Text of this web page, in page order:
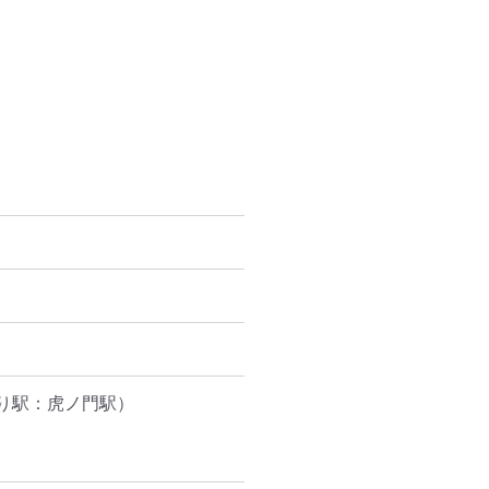
駅：虎ノ門駅）